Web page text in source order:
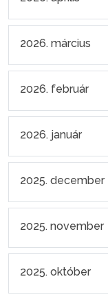
2026. március
2026. február
2026. január
2025. december
2025. november
2025. október